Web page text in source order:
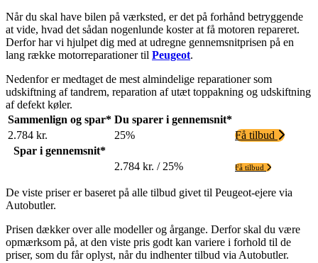
Når du skal have bilen på værksted, er det på forhånd betryggende
at vide, hvad det sådan nogenlunde koster at få motoren repareret.
Derfor har vi hjulpet dig med at udregne gennemsnitprisen på en
lang række motorreparationer til Peugeot.
Nedenfor er medtaget de mest almindelige reparationer som
udskiftning af tandrem, reparation af utæt toppakning og udskiftning
af defekt køler.
Sammenlign og spar* Du sparer i gennemsnit*
2.784 kr.
25%
Få tilbud
Spar i gennemsnit*
2.784 kr. / 25%
Få tilbud
De viste priser er baseret på alle tilbud givet til Peugeot-ejere via
Autobutler.
Prisen dækker over alle modeller og årgange. Derfor skal du være
opmærksom på, at den viste pris godt kan variere i forhold til de
priser, som du får oplyst, når du indhenter tilbud via Autobutler.